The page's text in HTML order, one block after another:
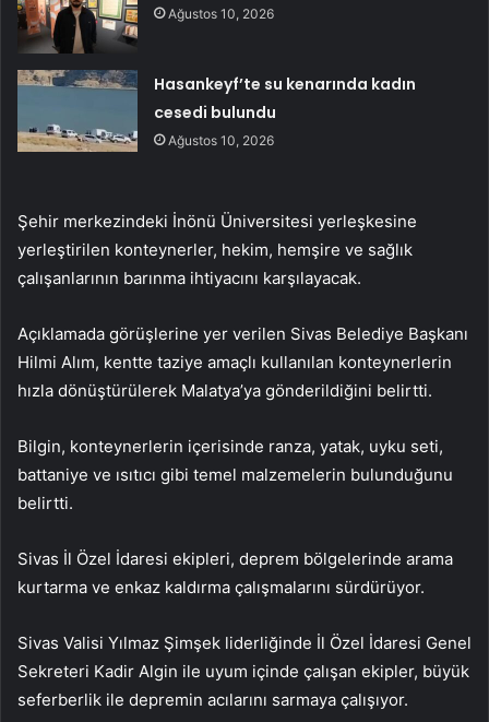
Ağustos 10, 2026
Hasankeyf’te su kenarında kadın
cesedi bulundu
Ağustos 10, 2026
Şehir merkezindeki İnönü Üniversitesi yerleşkesine
yerleştirilen konteynerler, hekim, hemşire ve sağlık
çalışanlarının barınma ihtiyacını karşılayacak.
Açıklamada görüşlerine yer verilen Sivas Belediye Başkanı
Hilmi Alım, kentte taziye amaçlı kullanılan konteynerlerin
hızla dönüştürülerek Malatya’ya gönderildiğini belirtti.
Bilgin, konteynerlerin içerisinde ranza, yatak, uyku seti,
battaniye ve ısıtıcı gibi temel malzemelerin bulunduğunu
belirtti.
Sivas İl Özel İdaresi ekipleri, deprem bölgelerinde arama
kurtarma ve enkaz kaldırma çalışmalarını sürdürüyor.
Sivas Valisi Yılmaz Şimşek liderliğinde İl Özel İdaresi Genel
Sekreteri Kadir Algin ile uyum içinde çalışan ekipler, büyük
seferberlik ile depremin acılarını sarmaya çalışıyor.